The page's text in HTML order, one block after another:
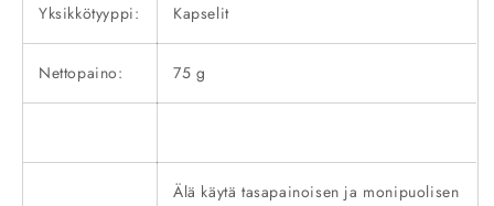
Yksikkötyyppi: Kapselit
Nettopaino: 75 g
Älä käytä tasapainoisen ja monipuolisen